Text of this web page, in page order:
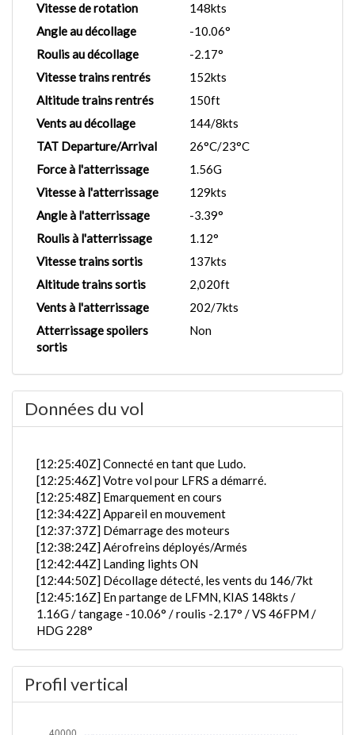
Vitesse de rotation
148kts
Angle au décollage
-10.06°
Roulis au décollage
-2.17°
Vitesse trains rentrés
152kts
Altitude trains rentrés
150ft
Vents au décollage
144/8kts
TAT Departure/Arrival
26°C/23°C
Force à l'atterrissage
1.56G
Vitesse à l'atterrissage
129kts
Angle à l'atterrissage
-3.39°
Roulis à l'atterrissage
1.12°
Vitesse trains sortis
137kts
Altitude trains sortis
2,020ft
Vents à l'atterrissage
202/7kts
Atterrissage spoilers
sortis
Non
Données du vol
[12:25:40Z] Connecté en tant que Ludo.
[12:25:46Z] Votre vol pour LFRS a démarré.
[12:25:48Z] Emarquement en cours
[12:34:42Z] Appareil en mouvement
[12:37:37Z] Démarrage des moteurs
[12:38:24Z] Aérofreins déployés/Armés
[12:42:44Z] Landing lights ON
[12:44:50Z] Décollage détecté, les vents du 146/7kt
[12:45:16Z] En partange de LFMN, KIAS 148kts /
1.16G / tangage -10.06° / roulis -2.17° / VS 46FPM /
HDG 228°
[12:45:22Z] trains rentrés / KIAS 152kts / GS 159kts
/ ALT 150ft
[12:45:40Z] L'appareil en montée / KIAS 150kts / GS
[12:46:50Z] Spoilers RETRACTED , KIAS 191kts /
Profil vertical